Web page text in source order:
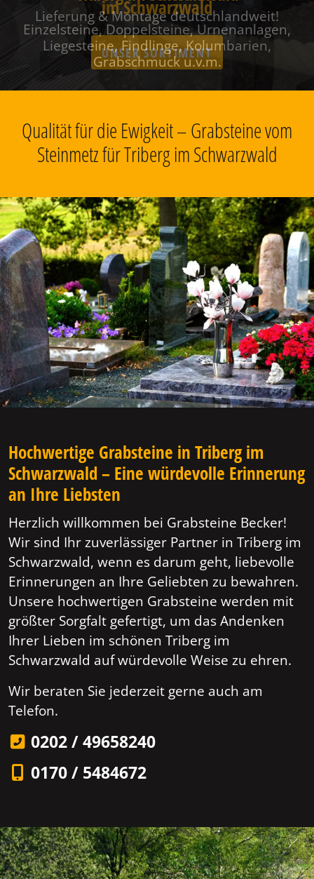
im Schwarzwald
Einzelsteine, Doppelsteine, Urnenanlagen,
Liegesteine, Findlinge, Kolumbarien,
Grabschmuck u.v.m.
Qualität für die Ewigkeit – Grabsteine vom
Steinmetz für Triberg im Schwarzwald
Hochwertige Grabsteine in Triberg im
Schwarzwald – Eine würdevolle Erinnerung
an Ihre Liebsten
Herzlich willkommen bei Grabsteine Becker!
Wir sind Ihr zuverlässiger Partner in Triberg im
Schwarzwald, wenn es darum geht, liebevolle
Erinnerungen an Ihre Geliebten zu bewahren.
Unsere hochwertigen Grabsteine werden mit
größter Sorgfalt gefertigt, um das Andenken
Ihrer Lieben im schönen Triberg im
Schwarzwald auf würdevolle Weise zu ehren.
Wir beraten Sie jederzeit gerne auch am
Telefon.
0202 / 49658240
0170 / 5484672